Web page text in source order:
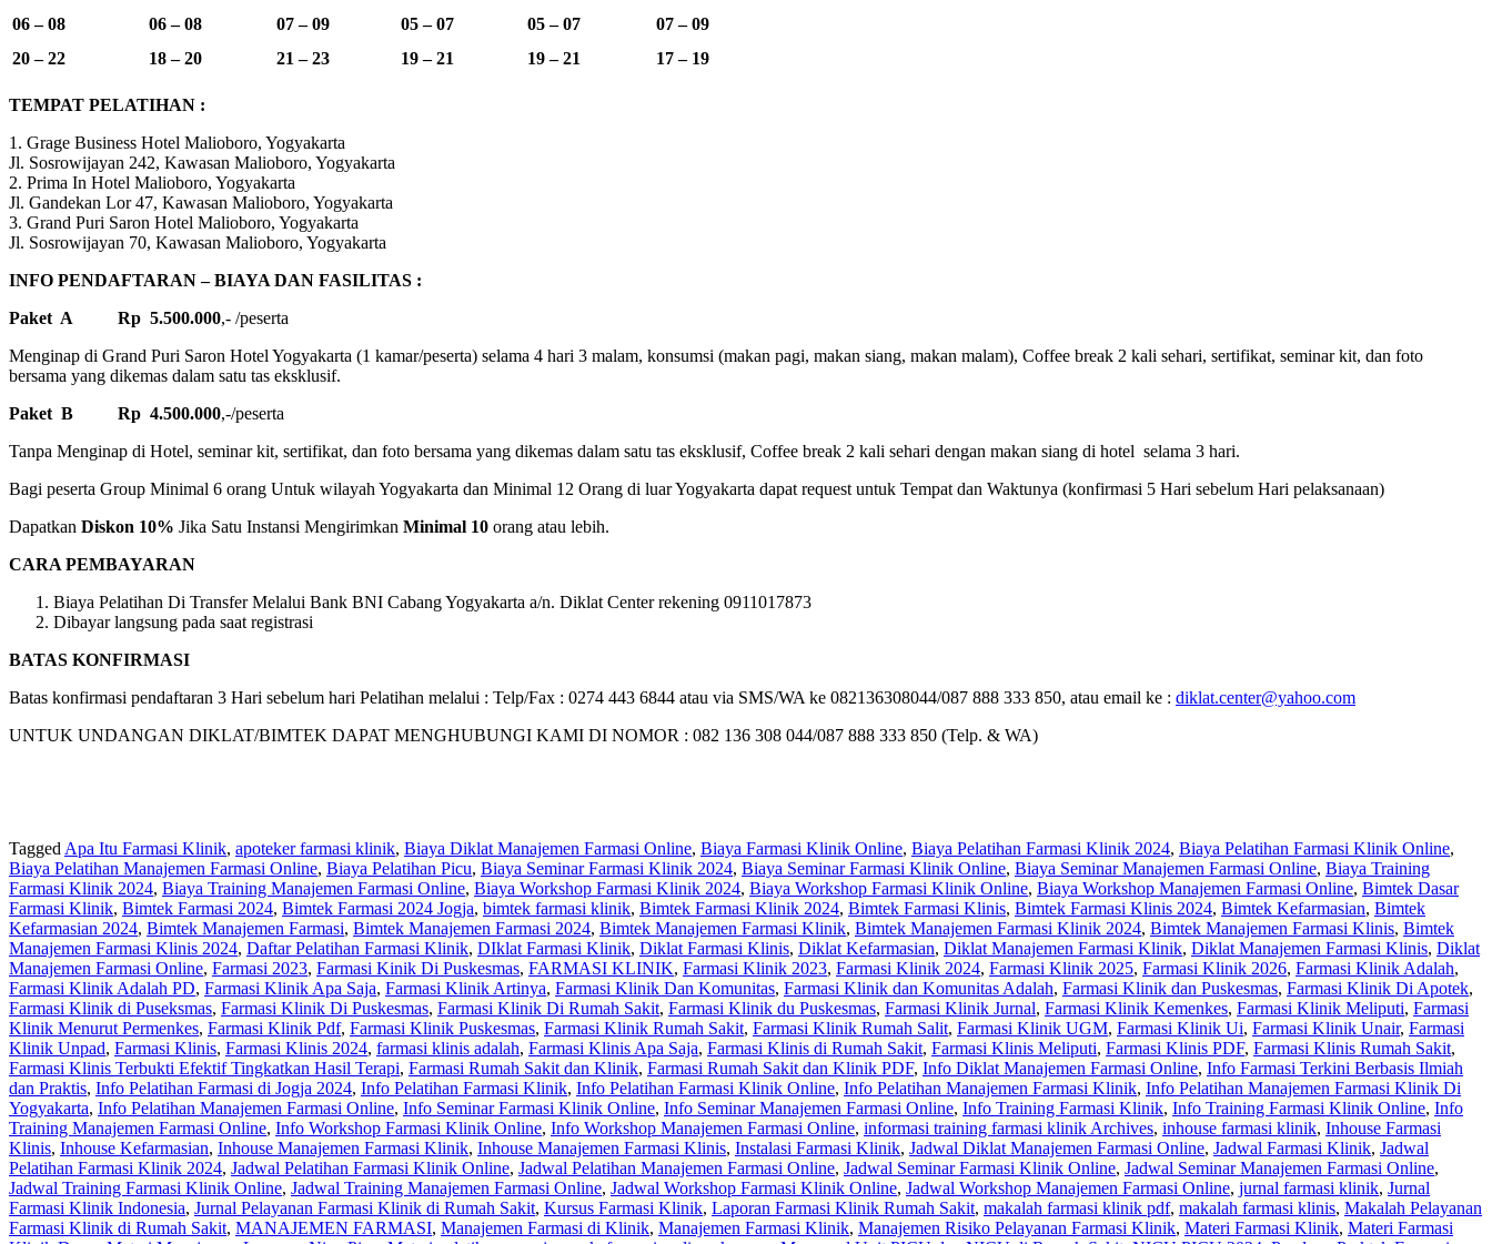
06 – 08
06 – 08 07 – 09 05 – 07 05 – 07
07 – 09
20 – 22
18 – 20 21 – 23 19 – 21 19 – 21 17 – 19
TEMPAT PELATIHAN :
1. Grage Business Hotel Malioboro, Yogyakarta
Jl. Sosrowijayan 242, Kawasan Malioboro, Yogyakarta
2. Prima In Hotel Malioboro, Yogyakarta
Jl. Gandekan Lor 47, Kawasan Malioboro, Yogyakarta
3. Grand Puri Saron Hotel Malioboro, Yogyakarta
Jl. Sosrowijayan 70, Kawasan Malioboro, Yogyakarta
INFO PENDAFTARAN – BIAYA DAN FASILITAS :
Paket A Rp 5.500.000,- /peserta
Menginap di Grand Puri Saron Hotel Yogyakarta (1 kamar/peserta) selama 4 hari 3 malam, konsumsi (makan pagi, makan siang, makan malam), Coffee break 2 kali sehari, sertifikat, seminar kit, dan foto
bersama yang dikemas dalam satu tas eksklusif.
Paket B Rp 4.500.000,-/peserta
Tanpa Menginap di Hotel, seminar kit, sertifikat, dan foto bersama yang dikemas dalam satu tas eksklusif, Coffee break 2 kali sehari dengan makan siang di hotel selama 3 hari.
Bagi peserta Group Minimal 6 orang Untuk wilayah Yogyakarta dan Minimal 12 Orang di luar Yogyakarta dapat request untuk Tempat dan Waktunya (konfirmasi 5 Hari sebelum Hari pelaksanaan)
Dapatkan Diskon 10% Jika Satu Instansi Mengirimkan Minimal 10 orang atau lebih.
CARA PEMBAYARAN
Biaya Pelatihan Di Transfer Melalui Bank BNI Cabang Yogyakarta a/n. Diklat Center rekening 0911017873
Dibayar langsung pada saat registrasi
BATAS KONFIRMASI
Batas konfirmasi pendaftaran 3 Hari sebelum hari Pelatihan melalui : Telp/Fax : 0274 443 6844 atau via SMS/WA ke 082136308044/087 888 333 850, atau email ke : diklat.center@yahoo.com
UNTUK UNDANGAN DIKLAT/BIMTEK DAPAT MENGHUBUNGI KAMI DI NOMOR : 082 136 308 044/087 888 333 850 (Telp. & WA)
Tagged Apa Itu Farmasi Klinik, apoteker farmasi klinik, Biaya Diklat Manajemen Farmasi Online, Biaya Farmasi Klinik Online, Biaya Pelatihan Farmasi Klinik 2024, Biaya Pelatihan Farmasi Klinik Online,
Biaya Pelatihan Manajemen Farmasi Online, Biaya Pelatihan Picu, Biaya Seminar Farmasi Klinik 2024, Biaya Seminar Farmasi Klinik Online, Biaya Seminar Manajemen Farmasi Online, Biaya Training
Farmasi Klinik 2024, Biaya Training Manajemen Farmasi Online, Biaya Workshop Farmasi Klinik 2024, Biaya Workshop Farmasi Klinik Online, Biaya Workshop Manajemen Farmasi Online, Bimtek Dasar
Farmasi Klinik, Bimtek Farmasi 2024, Bimtek Farmasi 2024 Jogja, bimtek farmasi klinik, Bimtek Farmasi Klinik 2024, Bimtek Farmasi Klinis, Bimtek Farmasi Klinis 2024, Bimtek Kefarmasian, Bimtek
Kefarmasian 2024, Bimtek Manajemen Farmasi, Bimtek Manajemen Farmasi 2024, Bimtek Manajemen Farmasi Klinik, Bimtek Manajemen Farmasi Klinik 2024, Bimtek Manajemen Farmasi Klinis, Bimtek
Manajemen Farmasi Klinis 2024, Daftar Pelatihan Farmasi Klinik, DIklat Farmasi Klinik, Diklat Farmasi Klinis, Diklat Kefarmasian, Diklat Manajemen Farmasi Klinik, Diklat Manajemen Farmasi Klinis, Diklat
Manajemen Farmasi Online, Farmasi 2023, Farmasi Kinik Di Puskesmas, FARMASI KLINIK, Farmasi Klinik 2023, Farmasi Klinik 2024, Farmasi Klinik 2025, Farmasi Klinik 2026, Farmasi Klinik Adalah,
Farmasi Klinik Adalah PD, Farmasi Klinik Apa Saja, Farmasi Klinik Artinya, Farmasi Klinik Dan Komunitas, Farmasi Klinik dan Komunitas Adalah, Farmasi Klinik dan Puskesmas, Farmasi Klinik Di Apotek,
Farmasi Klinik di Puseksmas, Farmasi Klinik Di Puskesmas, Farmasi Klinik Di Rumah Sakit, Farmasi Klinik du Puskesmas, Farmasi Klinik Jurnal, Farmasi Klinik Kemenkes, Farmasi Klinik Meliputi, Farmasi
Klinik Menurut Permenkes, Farmasi Klinik Pdf, Farmasi Klinik Puskesmas, Farmasi Klinik Rumah Sakit, Farmasi Klinik Rumah Salit, Farmasi Klinik UGM, Farmasi Klinik Ui, Farmasi Klinik Unair, Farmasi
Klinik Unpad, Farmasi Klinis, Farmasi Klinis 2024, farmasi klinis adalah, Farmasi Klinis Apa Saja, Farmasi Klinis di Rumah Sakit, Farmasi Klinis Meliputi, Farmasi Klinis PDF, Farmasi Klinis Rumah Sakit,
Farmasi Klinis Terbukti Efektif Tingkatkan Hasil Terapi, Farmasi Rumah Sakit dan Klinik, Farmasi Rumah Sakit dan Klinik PDF, Info Diklat Manajemen Farmasi Online, Info Farmasi Terkini Berbasis Ilmiah
dan Praktis, Info Pelatihan Farmasi di Jogja 2024, Info Pelatihan Farmasi Klinik, Info Pelatihan Farmasi Klinik Online, Info Pelatihan Manajemen Farmasi Klinik, Info Pelatihan Manajemen Farmasi Klinik Di
Yogyakarta, Info Pelatihan Manajemen Farmasi Online, Info Seminar Farmasi Klinik Online, Info Seminar Manajemen Farmasi Online, Info Training Farmasi Klinik, Info Training Farmasi Klinik Online, Info
Training Manajemen Farmasi Online, Info Workshop Farmasi Klinik Online, Info Workshop Manajemen Farmasi Online, informasi training farmasi klinik Archives, inhouse farmasi klinik, Inhouse Farmasi
Klinis, Inhouse Kefarmasian, Inhouse Manajemen Farmasi Klinik, Inhouse Manajemen Farmasi Klinis, Instalasi Farmasi Klinik, Jadwal Diklat Manajemen Farmasi Online, Jadwal Farmasi Klinik, Jadwal
Pelatihan Farmasi Klinik 2024, Jadwal Pelatihan Farmasi Klinik Online, Jadwal Pelatihan Manajemen Farmasi Online, Jadwal Seminar Farmasi Klinik Online, Jadwal Seminar Manajemen Farmasi Online,
Jadwal Training Farmasi Klinik Online, Jadwal Training Manajemen Farmasi Online, Jadwal Workshop Farmasi Klinik Online, Jadwal Workshop Manajemen Farmasi Online, jurnal farmasi klinik, Jurnal
Farmasi Klinik Indonesia, Jurnal Pelayanan Farmasi Klinik di Rumah Sakit, Kursus Farmasi Klinik, Laporan Farmasi Klinik Rumah Sakit, makalah farmasi klinik pdf, makalah farmasi klinis, Makalah Pelayanan
Farmasi Klinik di Rumah Sakit, MANAJEMEN FARMASI, Manajemen Farmasi di Klinik, Manajemen Farmasi Klinik, Manajemen Risiko Pelayanan Farmasi Klinik, Materi Farmasi Klinik, Materi Farmasi